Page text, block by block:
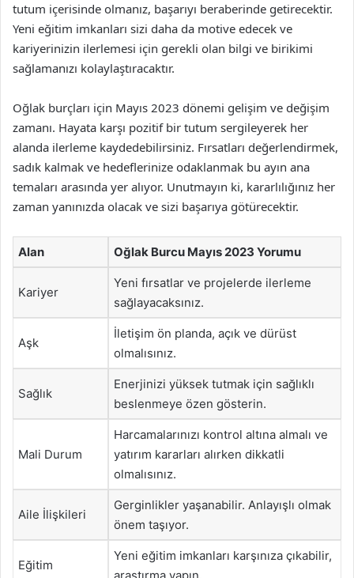
tutum içerisinde olmanız, başarıyı beraberinde getirecektir.
Yeni eğitim imkanları sizi daha da motive edecek ve
kariyerinizin ilerlemesi için gerekli olan bilgi ve birikimi
sağlamanızı kolaylaştıracaktır.
Oğlak burçları için Mayıs 2023 dönemi gelişim ve değişim
zamanı. Hayata karşı pozitif bir tutum sergileyerek her
alanda ilerleme kaydedebilirsiniz. Fırsatları değerlendirmek,
sadık kalmak ve hedeflerinize odaklanmak bu ayın ana
temaları arasında yer alıyor. Unutmayın ki, kararlılığınız her
zaman yanınızda olacak ve sizi başarıya götürecektir.
Alan Oğlak Burcu Mayıs 2023 Yorumu
Kariyer
Yeni fırsatlar ve projelerde ilerleme
sağlayacaksınız.
Aşk
İletişim ön planda, açık ve dürüst
olmalısınız.
Sağlık
Enerjinizi yüksek tutmak için sağlıklı
beslenmeye özen gösterin.
Mali Durum
Harcamalarınızı kontrol altına almalı ve
yatırım kararları alırken dikkatli
olmalısınız.
Aile İlişkileri
Gerginlikler yaşanabilir. Anlayışlı olmak
önem taşıyor.
Eğitim
Yeni eğitim imkanları karşınıza çıkabilir,